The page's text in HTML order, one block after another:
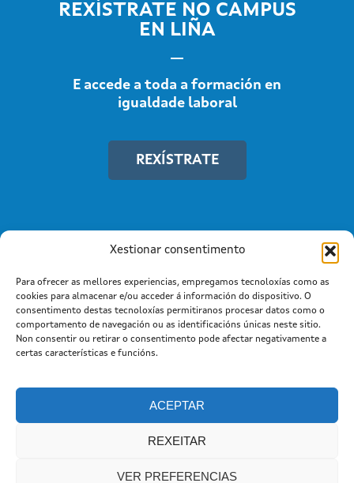
Xestionar consentimento
Para ofrecer as mellores experiencias, empregamos tecnoloxías como as
cookies para almacenar e/ou acceder á información do dispositivo. O
consentimento destas tecnoloxías permitiranos procesar datos como o
comportamento de navegación ou as identificacións únicas neste sitio.
Non consentir ou retirar o consentimento pode afectar negativamente a
certas características e funcións.
ACEPTAR
REXEITAR
VER PREFERENCIAS
REXÍSTRATE NO CAMPUS
EN LIÑA
E accede a toda a formación en
igualdade laboral
REXÍSTRATE
Información mantida e publicada na Internet pola Xunta de
Galicia